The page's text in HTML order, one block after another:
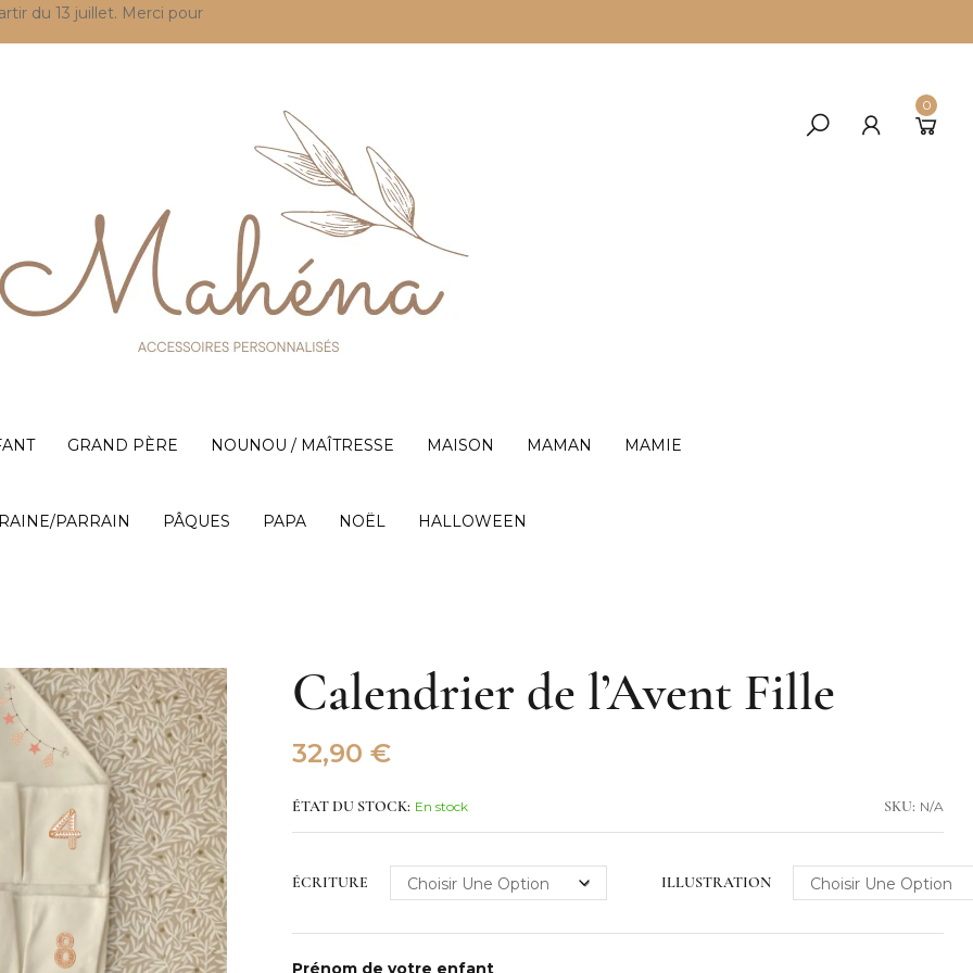
du 13 juillet. Merci pour
0
GRAND PÈRE NOUNOU / MAÎTRESSE MAISON MAMAN MAMIE
PARRAIN PÂQUES PAPA NOËL HALLOWEEN
Calendrier de l’Avent Fille
32,90 €
ÉTAT DU STOCK: En stock SKU: N/A
ÉCRITURE ILLUSTRATION
Prénom de votre enfant